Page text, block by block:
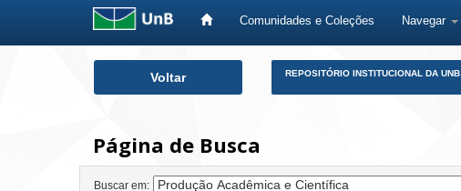
Comunidades e Coleções Navegar
Voltar REPOSITÓRIO INSTITUCIONAL DA UNB
Página de Busca
Buscar em: